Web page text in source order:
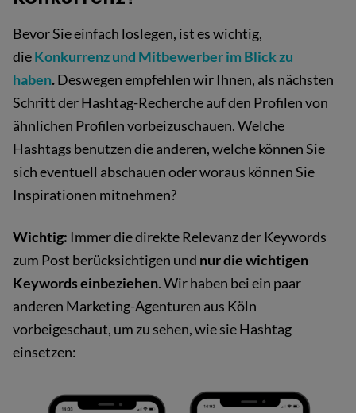
Bevor Sie einfach loslegen, ist es wichtig,
dieKonkurrenz und Mitbewerber im Blick zu
haben.Deswegen empfehlen wir Ihnen, als nächsten
Schritt der Hashtag-Recherche auf den Profilen von
ähnlichen Profilen vorbeizuschauen. Welche
Hashtags benutzen die anderen, welche können Sie
sich eventuell abschauen oder woraus können Sie
Inspirationen mitnehmen?
Wichtig: Immer die direkte Relevanz der Keywords
zum Post berücksichtigen und nurdie wichtigen
Keywords einbeziehen. Wir haben bei ein paar
anderen Marketing-Agenturen aus Köln
vorbeigeschaut, um zu sehen, wie sie Hashtag
einsetzen: